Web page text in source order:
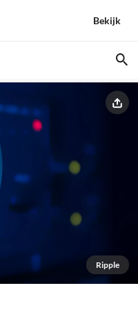
Bekijk
Ripple